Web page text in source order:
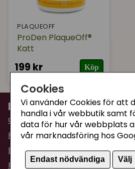
Cookies
Vi använder Cookies för att
handla i vår webbutik samt
data för hur vår webbplats
vår marknadsföring hos
Endast nödvändiga Välj
PLAQUEOFF
ProDen PlaqueOff®
Katt
199 kr Köp
Information
Om Supercat
Kattguiden
Butiken i Umeå
Fraktpriser & leveranser